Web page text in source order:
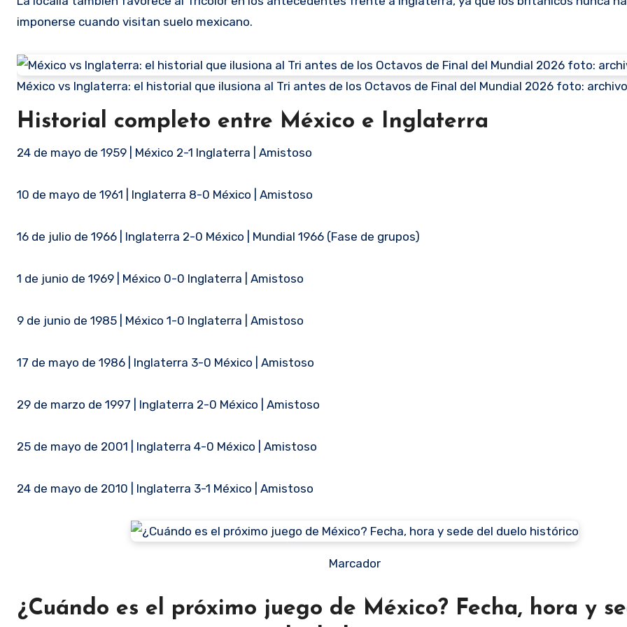
imponerse cuando visitan suelo mexicano.
México vs Inglaterra: el historial que ilusiona al Tri antes de los Octavos de Final del Mundial 2026 foto: archivo
Historial completo entre México e Inglaterra
24 de mayo de 1959 | México 2-1 Inglaterra | Amistoso
10 de mayo de 1961 | Inglaterra 8-0 México | Amistoso
16 de julio de 1966 | Inglaterra 2-0 México | Mundial 1966 (Fase de grupos)
1 de junio de 1969 | México 0-0 Inglaterra | Amistoso
9 de junio de 1985 | México 1-0 Inglaterra | Amistoso
17 de mayo de 1986 | Inglaterra 3-0 México | Amistoso
29 de marzo de 1997 | Inglaterra 2-0 México | Amistoso
25 de mayo de 2001 | Inglaterra 4-0 México | Amistoso
24 de mayo de 2010 | Inglaterra 3-1 México | Amistoso
Marcador
¿Cuándo es el próximo juego de México? Fecha, hora y